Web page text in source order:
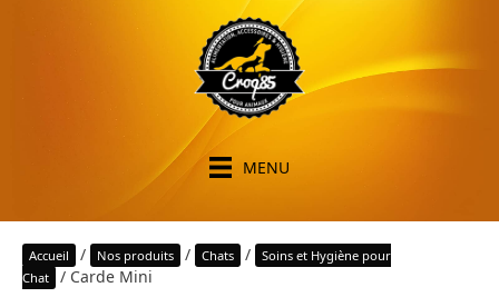
MENU
Accueil / Nos produits / Chats /
Soins et Hygiène pour
Chat
/ Carde Mini